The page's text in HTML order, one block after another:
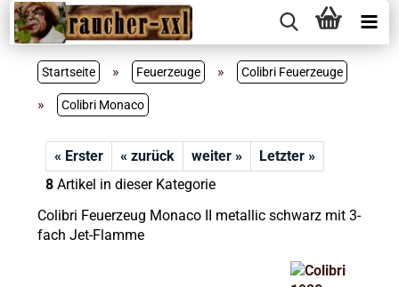
Startseite » Feuerzeuge » Colibri Feuerzeuge
» Colibri Monaco
« Erster « zurück weiter »
Letzter »
8Artikel in dieser Kategorie
Colibri Feuerzeug Monaco II metallic schwarz mit 3-
fach Jet-Flamme